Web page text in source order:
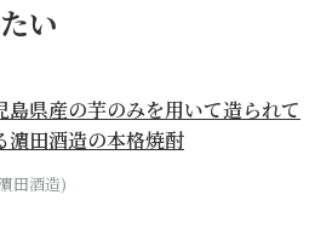
い
島県産の芋のみを用いて造られて
濵田酒造の本格焼酎
田酒造)